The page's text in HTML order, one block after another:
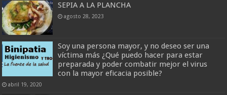
SEPIA A LA PLANCHA
agosto 28, 2023
Soy una persona mayor, y no deseo ser una
víctima más ¿Qué puedo hacer para estar
preparada y poder combatir mejor el virus
con la mayor eficacia posible?
abril 19, 2020